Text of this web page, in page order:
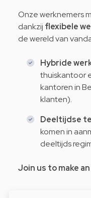
Onze werknemers
dankzij flexibele
de wereld van
Hybride
thuiskantoor
kantoren in
klanten).
Deeltijdse
komen in
deeltijds
Join us to make